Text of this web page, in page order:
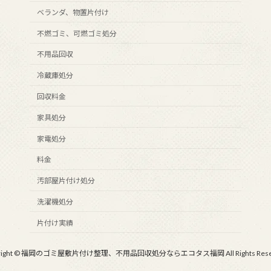
ベランダ、物置片付け
不燃ゴミ、可燃ゴミ処分
不用品回収
冷蔵庫処分
回収料金
家具処分
家電処分
料金
汚部屋片付け処分
洗濯機処分
片付け実績
© 福岡のゴミ屋敷片付け整理、不用品回収処分ならエコタス福岡 All Rights